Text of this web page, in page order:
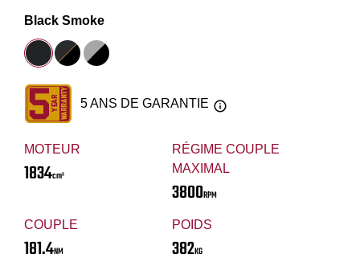
MOTEUR
1834cm³
RÉGIME COUPLE
MAXIMAL
3800RPM
COUPLE
181.4NM
POIDS
382KG
Black Smoke
5 ANS DE GARANTIE